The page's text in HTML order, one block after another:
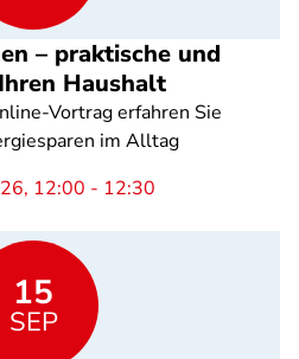
– praktische und
Haushalt
Vortrag erfahren Sie
im Alltag
12:00 - 12:30
15
SEP